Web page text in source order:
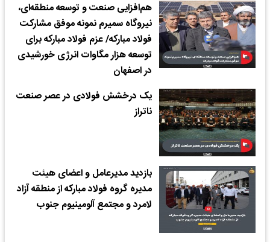
هم‌افزایی صنعت و توسعه منطقه‌ای،
نیروگاه سمیرم نمونه موفق مشارکت
فولاد مبارکه/ عزم فولاد مبارکه برای
توسعه هزار مگاوات انرژی خورشیدی
در اصفهان
یک درخشش فولادی در عصر صنعت
ناتراز
بازدید مدیرعامل و اعضای هیئت
مدیره گروه فولاد مبارکه از منطقه آزاد
لامرد و مجتمع آلومینیوم جنوب